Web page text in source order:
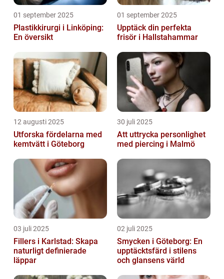
01 september 2025
Plastikkirurgi i Linköping:
En översikt
01 september 2025
Upptäck din perfekta
frisör i Hallstahammar
12 augusti 2025
Utforska fördelarna med
kemtvätt i Göteborg
30 juli 2025
Att uttrycka personlighet
med piercing i Malmö
03 juli 2025
Fillers i Karlstad: Skapa
naturligt definierade
läppar
02 juli 2025
Smycken i Göteborg: En
upptäcktsfärd i stilens
och glansens värld